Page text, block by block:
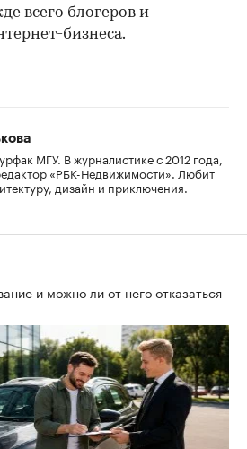
всего блогеров и
бизнеса.
МГУ. В журналистике с 2012 года,
«РБК-Недвижимости». Любит
дизайн и приключения.
и можно ли от него отказаться